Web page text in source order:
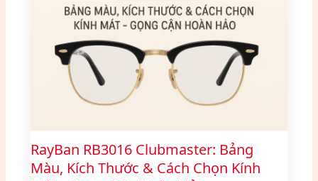
RayBan RB3016 Clubmaster: Bảng
Màu, Kích Thước & Cách Chọn Kính